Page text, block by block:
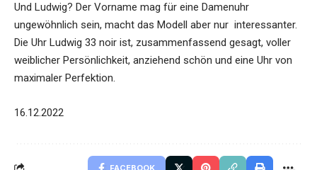
Und Ludwig? Der Vorname mag für eine Damenuhr
ungewöhnlich sein, macht das Modell aber nur interessanter.
Die Uhr Ludwig 33 noir ist, zusammenfassend gesagt, voller
weiblicher Persönlichkeit, anziehend schön und eine Uhr von
maximaler Perfektion.
16.12.2022
FACEBOOK